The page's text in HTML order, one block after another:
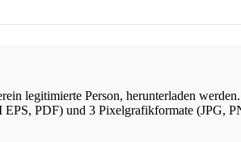
legitimierte Person, herunterladen werden.
PDF) und 3 Pixelgrafikformate (JPG,